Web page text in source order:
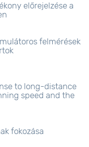
előrejelzése a
felmérések
to long-distance
speed and the
fokozása